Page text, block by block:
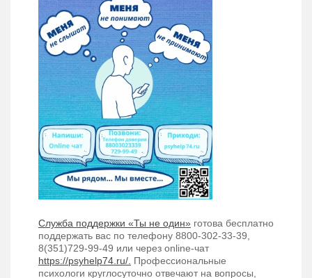
Служба поддержки «Ты не один» готова бесплатно
поддержать вас по телефону 8800-302-33-39,
8(351)729-99-49 или через online-чат
https://psyhelp74.ru/. Профессиональные
психологи круглосуточно отвечают на вопросы,